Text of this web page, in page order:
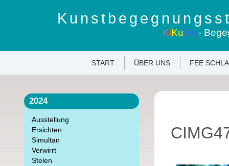
KiKuBa -
START ÜBER UNS FEE
2024
Ausstellung
Ersichten
Simultan
Verwirrt
Stelen